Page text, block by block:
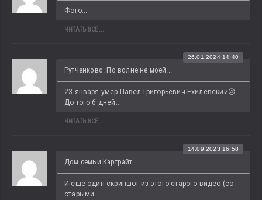
Фото:...
ЧИТАТЬ ВСЁ...
Рутченково. По волне не моей...
26.01.2024 14:40
23 января умер Павел Григорьевич Ехилевский😢
До того 6 дней...
ЧИТАТЬ ВСЁ...
Дом семьи Картрайт...
14.09.2023 16:58
И еще один скриншот из этого старого видео (со
старыми...